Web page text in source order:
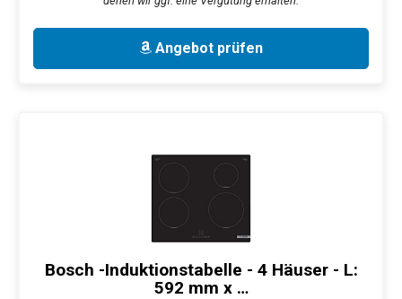
Angebot prüfen
Bosch -Induktionstabelle - 4 Häuser - L:
592 mm x …